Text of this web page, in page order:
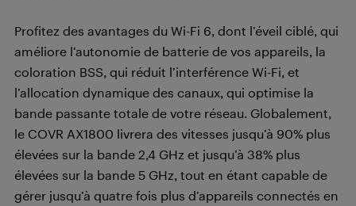
Profitez des avantages du Wi-Fi 6, dont l’éveil ciblé, qui
améliore l’autonomie de batterie de vos appareils, la
coloration BSS, qui réduit l’interférence Wi-Fi, et
l’allocation dynamique des canaux, qui optimise la
bande passante totale de votre réseau. Globalement,
le COVR AX1800 livrera des vitesses jusqu’à 90% plus
élevées sur la bande 2,4 GHz et jusqu’à 38% plus
élevées sur la bande 5 GHz, tout en étant capable de
gérer jusqu’à quatre fois plus d’appareils connectés en